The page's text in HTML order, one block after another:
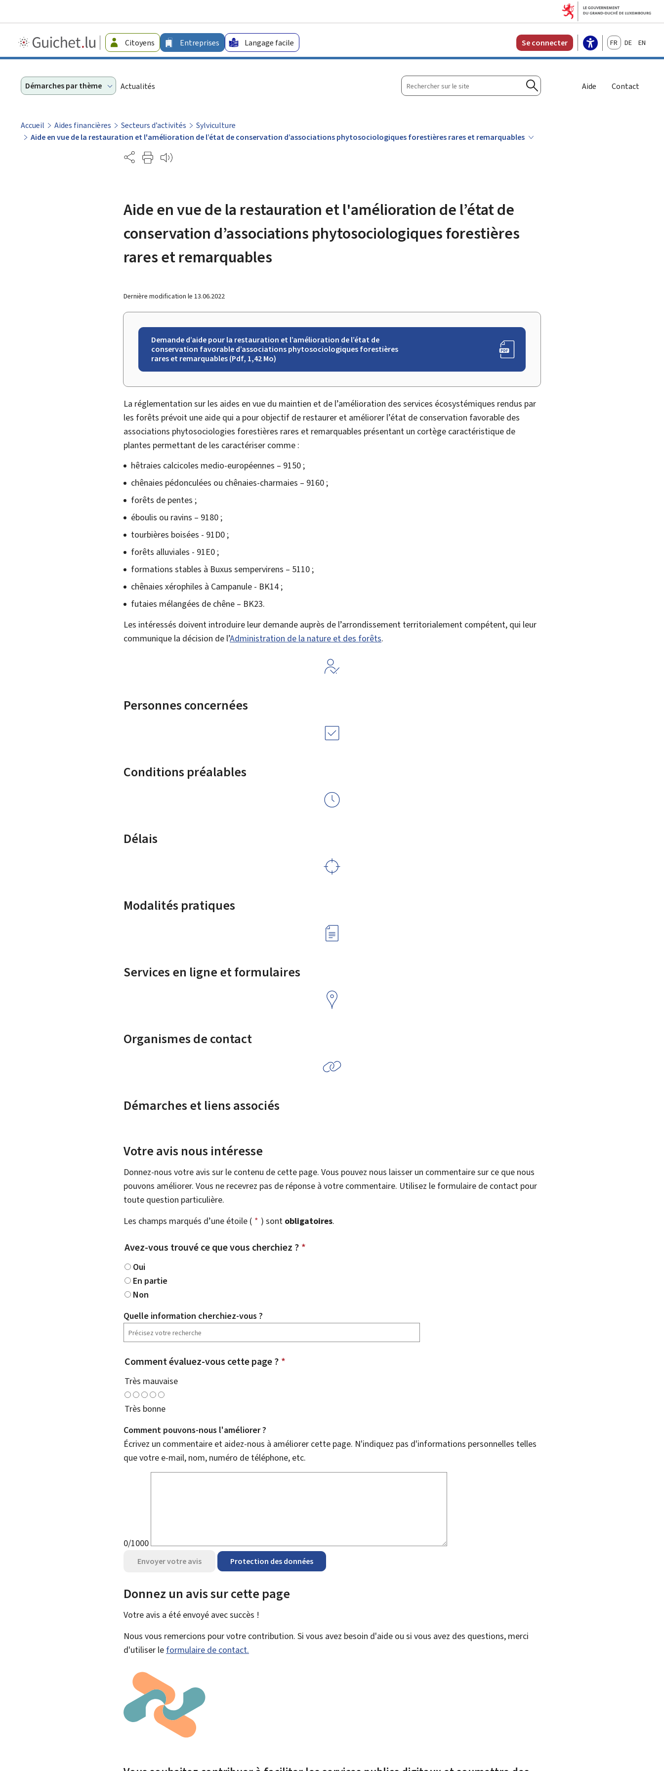
Guichet.lu
-
Citoyens Entreprises Langage facile Se connecter FrançaisDeutschEnglish
Démarches par thème Actualités
Rechercher
sur
Rechercher
Aide Contact
Accueil Aides financières Secteurs d’activités
Sylviculture
Aide en vue de la restauration et l'amélioration de l’état de conservation d’associations phytosociologiques forestières rares et remarquables
Partage
Aide en vue de la restauration et l'amélioration de l’état de
conservation d’associations phytosociologiques forestières
rares et remarquables
Dernière modification le 13.06.2022
Demande d’aide pour la restauration et l’amélioration de l’état de
conservation favorable d’associations phytosociologiques forestières
rares et remarquables (Pdf, 1,42 Mo)
La réglementation sur les aides en vue du maintien et de l’amélioration des services écosystémiques rendus par
les forêts prévoit une aide qui a pour objectif de restaurer et améliorer l’état de conservation favorable des
associations phytosociologies forestières rares et remarquables présentant un cortège caractéristique de
plantes permettant de les caractériser comme :
hêtraies calcicoles medio-européennes – 9150 ;
chênaies pédonculées ou chênaies-charmaies – 9160 ;
forêts de pentes ;
éboulis ou ravins – 9180 ;
tourbières boisées - 91D0 ;
forêts alluviales - 91E0 ;
formations stables à Buxus sempervirens – 5110 ;
chênaies xérophiles à Campanule - BK14 ;
futaies mélangées de chêne – BK23.
Les intéressés doivent introduire leur demande auprès de l’arrondissement territorialement compétent, qui leur
communique la décision de l’Administration de la nature et des forêts.
Personnes concernées
Conditions préalables
Délais
Modalités pratiques
Services en ligne et formulaires
Organismes de contact
Démarches et liens associés
Votre avis nous intéresse
Donnez-nous votre avis sur le contenu de cette page. Vous pouvez nous laisser un commentaire sur ce que nous
pouvons améliorer. Vous ne recevrez pas de réponse à votre commentaire. Utilisez le formulaire de contact pour
toute question particulière.
Les champs marqués d’une étoile ( * ) sont obligatoires.
Avez-vous trouvé ce que vous cherchiez ? *
Oui
En partie
Non
Quelle information cherchiez-vous ?
Comment évaluez-vous cette page ? *
Très mauvaise
Très bonne
Comment pouvons-nous l'améliorer ?
Écrivez un commentaire et aidez-nous à améliorer cette page. N'indiquez pas d'informations personnelles telles
que votre e-mail, nom, numéro de téléphone, etc.
0/1000
Envoyer votre avis Protection des données
Donnez un avis sur cette page
Votre avis a été envoyé avecsuccès !
Nous vous remercions pour votre contribution. Si vous avez besoin d'aide ou si vous avez des questions, merci
d'utiliser le formulaire de contact.